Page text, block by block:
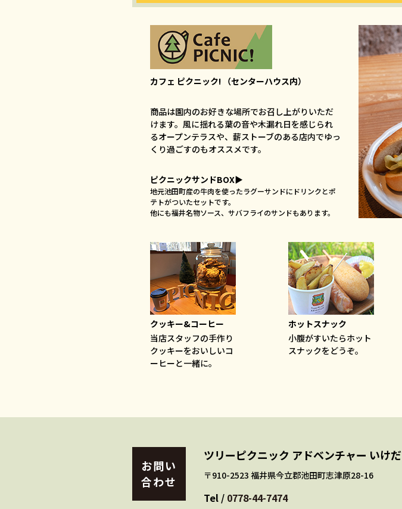
カフェ ピクニック! （センターハウス内）
商品は園内のお好きな場所でお召し上がりいただ
けます。風に揺れる葉の音や木漏れ日を感じられ
るオープンテラスや、薪ストーブのある店内でゆっ
くり過ごすのもオススメです。
ピクニックサンドBOX▶
地元池田町産の牛肉を使ったラグーサンドにドリンクとポ
テトがついたセットです。
他にも福井名物ソース、サバフライのサンドもあります。
クッキー&コーヒー
当店スタッフの手作り
クッキーをおいしいコ
ーヒーと一緒に。
ホットスナック
小腹がすいたらホット
スナックをどうぞ。
お問い
合わせ
ツリーピクニック アドベンチャー いけだ
〒910-2523 福井県今立郡池田町志津原28-16
Tel / 0778-44-7474